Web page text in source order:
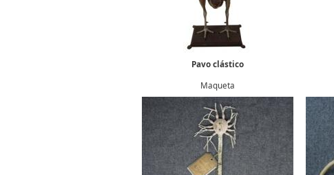
Pavo clástico
Maqueta